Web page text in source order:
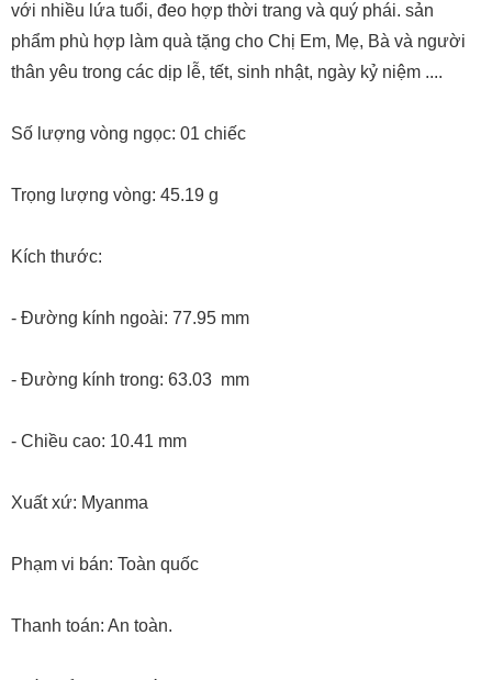
với nhiều lứa tuổi, đeo hợp thời trang và quý phái. sản
phẩm phù hợp làm quà tặng cho Chị Em, Mẹ, Bà và người
thân yêu trong các dịp lễ, tết, sinh nhật, ngày kỷ niệm ....
Số lượng vòng ngọc: 01 chiếc
Trọng lượng vòng: 45.19 g
Kích thước:
- Đường kính ngoài: 77.95 mm
- Đường kính trong: 63.03 mm
- Chiều cao: 10.41 mm
Xuất xứ: Myanma
Phạm vi bán: Toàn quốc
Thanh toán: An toàn.